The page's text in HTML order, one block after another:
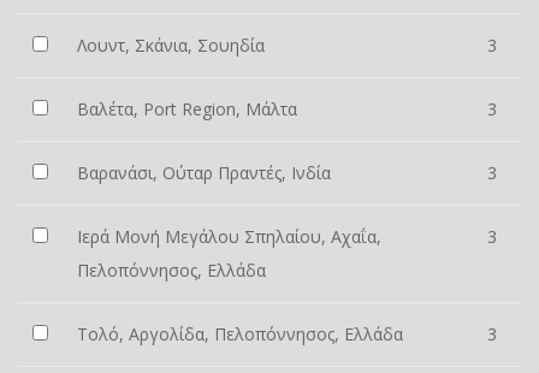
Λουντ, Σκάνια, Σουηδία 3
Βαλέτα, Port Region, Μάλτα 3
Βαρανάσι, Ούταρ Πραντές, Ινδία 3
Ιερά Μονή Μεγάλου Σπηλαίου, Αχαΐα,
Πελοπόννησος, Ελλάδα
3
Τολό, Αργολίδα, Πελοπόννησος, Ελλάδα 3